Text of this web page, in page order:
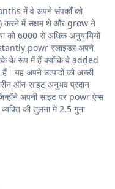
में वे अपने संपर्कों को
करने में सक्षम थे और grow ने
को 6000 से अधिक अनुयायियों
powr स्लाइडर अपने
के रूप में हैं क्योंकि वे added
यह अपने उत्पादों को अच्छी
ऑन-साइट अनुभव प्रदान
अपनी साइट पर powr ऐप्स
की तुलना में 2.5 गुना